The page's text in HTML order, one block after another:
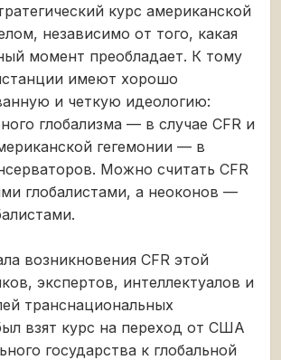
курс американской
независимо от того, какая
момент преобладает. К тому
имеют хорошо
и четкую идеологию:
глобализма — в случае CFR и
гегемонии — в
Можно считать CFR
глобалистами, а неоконов —
возникновения CFR этой
экспертов, интеллектуалов и
транснациональных
взят курс на переход от США
государства к глобальной